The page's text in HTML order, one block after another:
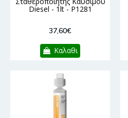
Diesel - 1lt - P1281
37,60€
Καλαθι